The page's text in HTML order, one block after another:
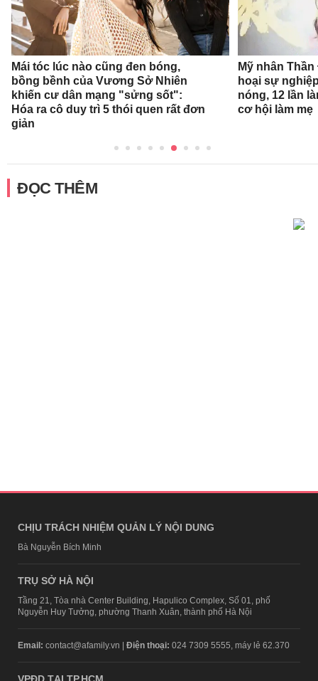
Mái tóc lúc nào cũng đen bóng,
bồng bềnh của Vương Sở Nhiên
khiến cư dân mạng "sửng sốt":
Hóa ra cô duy trì 5 thói quen rất đơn
giản
Mỹ nhân
hoại sự
nóng, 12 lần
cơ hội làm mẹ
ĐỌC THÊM
CHỊU TRÁCH NHIỆM QUẢN LÝ NỘI DUNG
Bà Nguyễn Bích Minh
TRỤ SỞ HÀ NỘI
Tầng 21, Tòa nhà Center Building, Hapulico Complex, Số 01, phố
Nguyễn Huy Tưởng, phường Thanh Xuân, thành phố Hà Nội
Email: contact@afamily.vn | Điện thoại: 024 7309 5555, máy lẻ 62.370